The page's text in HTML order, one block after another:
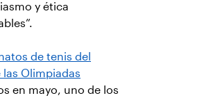
y ética
de tenis del
Olimpiadas
en mayo, uno de los